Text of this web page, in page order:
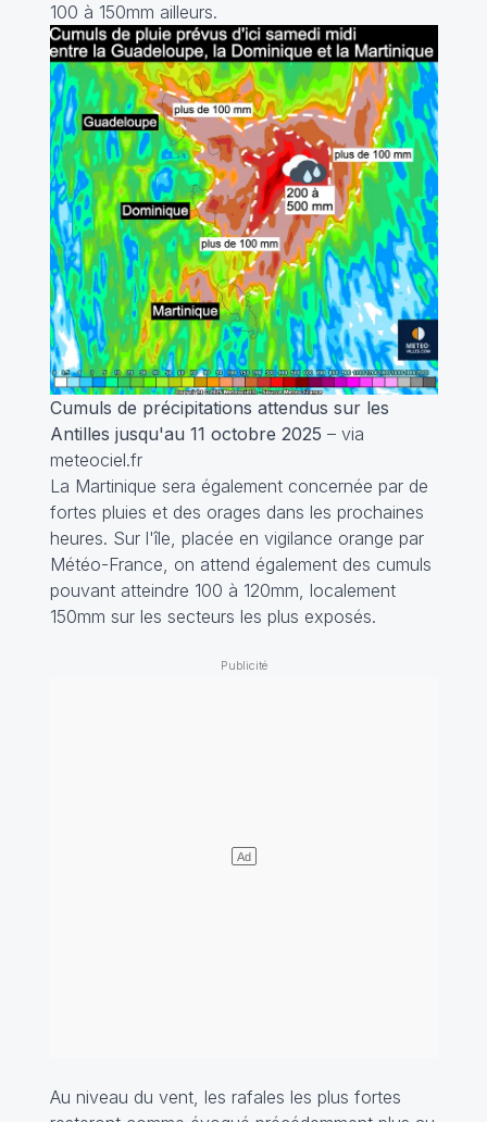
100 à 150mm ailleurs.
Cumuls de précipitations attendus sur les
Antilles jusqu'au 11 octobre 2025 – via
meteociel.fr
La Martinique sera également concernée par de
fortes pluies et des orages dans les prochaines
heures. Sur l'île, placée en vigilance orange par
Météo-France, on attend également des cumuls
pouvant atteindre 100 à 120mm, localement
150mm sur les secteurs les plus exposés.
Au niveau du vent, les rafales les plus fortes